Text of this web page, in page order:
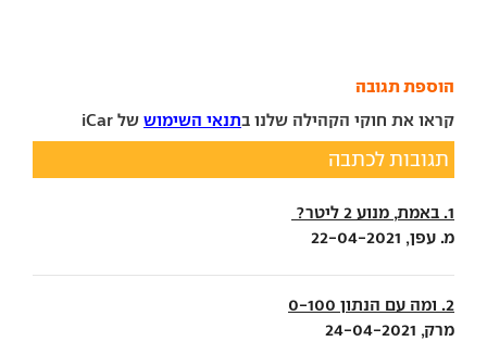
הוספת תגובה
קראו את חוקי הקהילה שלנו בתנאי השימוש של iCar
תגובות לכתבה
1. באמת, מנוע 2 ליטר?
מ. עפן, 22-04-2021
2. ומה עם הנתון 0-100
מרק, 24-04-2021